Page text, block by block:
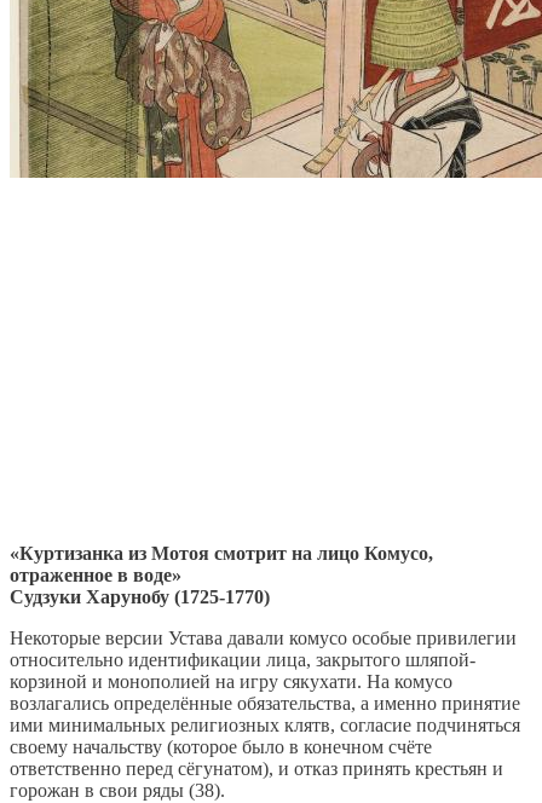
«Куртизанка из Мотоя смотрит на лицо Комусо,
отраженное в воде»
Судзуки Харунобу (1725-1770)
Некоторые версии Устава давали комусо особые привилегии
относительно идентификации лица, закрытого шляпой-
корзиной и монополией на игру сякухати. На комусо
возлагались определённые обязательства, а именно принятие
ими минимальных религиозных клятв, согласие подчиняться
своему начальству (которое было в конечном счёте
ответственно перед сёгунатом), и отказ принять крестьян и
горожан в свои ряды (38).